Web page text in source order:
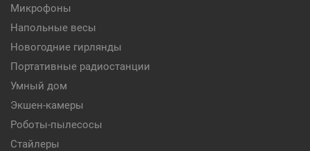
Микрофоны
Напольные весы
Новогодние гирлянды
Портативные радиостанции
Умный дом
Экшен-камеры
Роботы-пылесосы
Стайлеры